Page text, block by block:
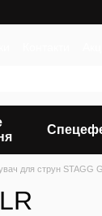
для струн STAGG